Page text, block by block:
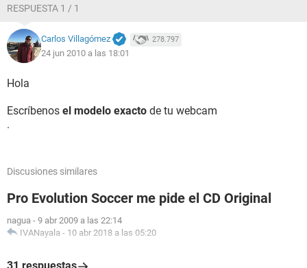
RESPUESTA 1 / 1
Carlos Villagómez 278.797
24 jun 2010 a las 18:01
Hola
Escríbenos el modelo exacto de tu webcam
.
Discusiones similares
Pro Evolution Soccer me pide el CD Original
nagua - 9 abr 2009 a las 22:14
IVANayala - 10 abr 2018 a las 05:20